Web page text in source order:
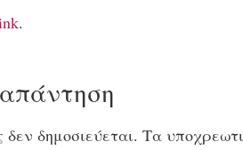
.
δημοσιεύεται. Τα